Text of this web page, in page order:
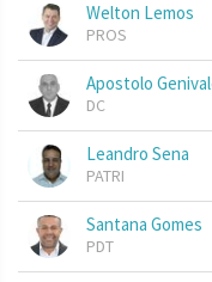
Welton Lemos
PROS
Apostolo
DC
Leandro Sena
PATRI
Santana Gomes
PDT